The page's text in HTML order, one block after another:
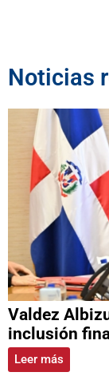
Noticias
Valdez
inclusión
Leer más